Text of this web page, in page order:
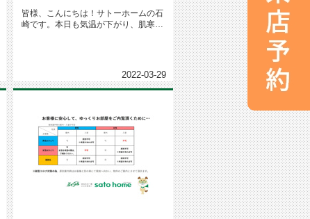
皆様、こんにちは！サトーホームの石
崎です。本日も気温が下がり、肌寒い
2022-03-29